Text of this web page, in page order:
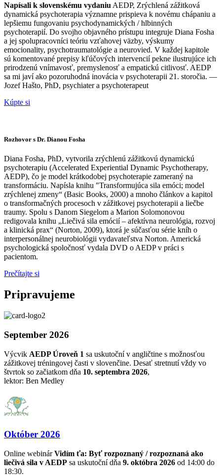
Napísali k slovenskému vydaniu AEDP, Zrýchlená zážitková
dynamická psychoterapia významne prispieva k novému chápaniu a
lepšiemu fungovaniu psychodynamických / hlbinných
psychoterapií. Do svojho objavného prístupu integruje Diana Fosha
a jej spolupracovníci teóriu vzťahovej väzby, výskumy
emocionality, psychotraumatológie a neurovied. V každej kapitole
sú komentované prepisy kľúčových intervencií pekne ilustrujúce ich
prirodzenú vnímavosť, premyslenosť a empatickú citlivosť. AEDP
sa mi javí ako pozoruhodná inovácia v psychoterapii 21. storočia. —
Jozef Hašto, PhD, psychiater a psychoterapeut
Kúpte si
Rozhovor s Dr. Dianou Fosha
Diana Fosha, PhD, vytvorila zrýchlenú zážitkovú dynamickú
psychoterapiu (Accelerated Experiential Dynamic Psychotherapy,
AEDP), čo je model krátkodobej psychoterapie zameraný na
transformáciu. Napísla knihu "Transformujúca sila emóci; model
zrýchlenej zmeny“ (Basic Books, 2000) a mnoho článkov a kapitol
o transformačných procesoch v zážitkovej psychoterapii a liečbe
traumy. Spolu s Danom Siegelom a Marion Solomonovou
redigovala knihu „Liečivá sila emócií – afektívna neurológia, rozvoj
a klinická prax“ (Norton, 2009), ktorá je súčasťou série kníh o
interpersonálnej neurobiológii vydavateľstva Norton. Americká
psychologická spoločnosť vydala DVD o AEDP v práci s
pacientom.
Prečítajte si
Pripravujeme
September 2026
Výcvik AEDP Úroveň 1 sa uskutoční v angličtine s možnosťou
zážitkovej tréningovej časti v slovenčine. Desať stretnutí vždy vo
štvrtok so začiatkom dňa 10. septembra 2026,
lektor: Ben Medley
Október 2026
Online webinárVidím ťa: Byť rozpoznaný / rozpoznaná ako
liečivá sila v AEDP sa uskutoční dňa 9. októbra 2026 od 14:00 do
18:30.